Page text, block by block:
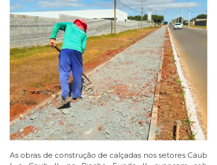
As obras de construção de calçadas nos setores Caub